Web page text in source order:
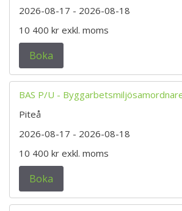
2026-08-17 - 2026-08-18
10 400 kr exkl. moms
Boka
BAS P/U -
Piteå
2026-08-17 - 2026-08-18
10 400 kr exkl. moms
Boka